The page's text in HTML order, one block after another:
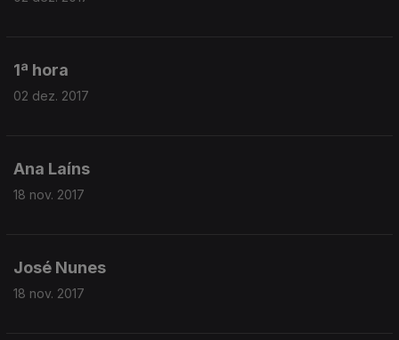
1ª hora
02 dez. 2017
Ana Laíns
18 nov. 2017
José Nunes
18 nov. 2017